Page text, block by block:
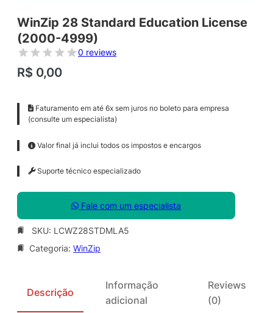
WinZip 28 Standard Education License
(2000-4999)
0 reviews
R$ 0,00
Faturamento em até 6x sem juros no boleto para empresa
(consulte um especialista)
Valor final já inclui todos os impostos e encargos
Suporte técnico especializado
Fale com um especialista
SKU: LCWZ28STDMLA5
Categoria: WinZip
Descrição
Informação
adicional
Reviews
(0)